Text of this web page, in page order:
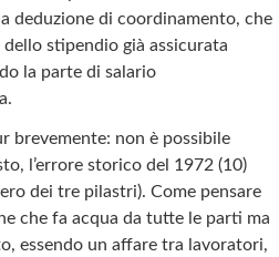
deduzione di coordinamento, che
stipendio già assicurata
la parte di salario
brevemente: non è possibile
l’errore storico del 1972 (10)
dei tre pilastri). Come pensare
che fa acqua da tutte le parti ma
essendo un affare tra lavoratori,